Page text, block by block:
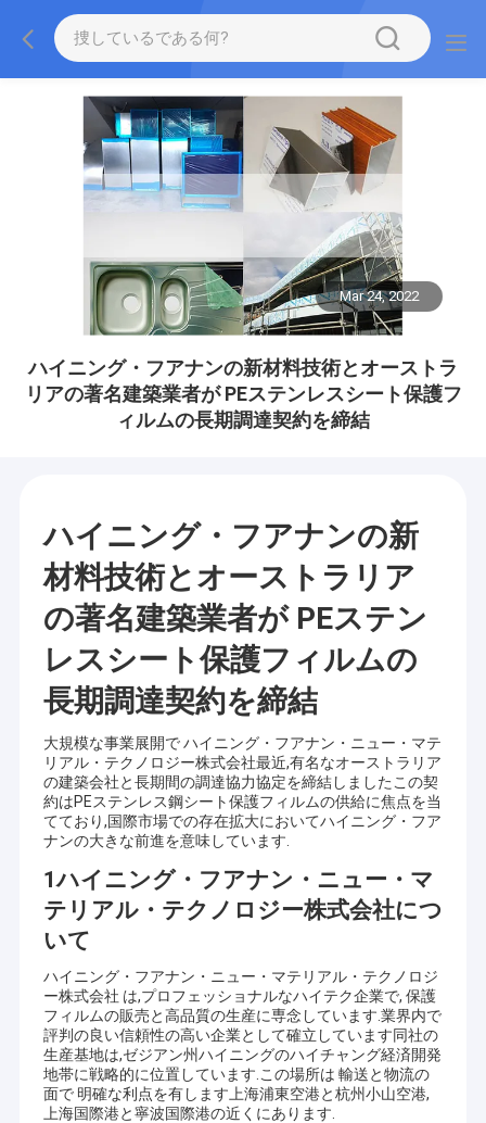
Mar 24, 2022
ハイニング・フアナンの新材料技術とオーストラ
リアの著名建築業者が PEステンレスシート保護フ
ィルムの長期調達契約を締結
ハイニング・フアナンの新
材料技術とオーストラリア
の著名建築業者が PEステン
レスシート保護フィルムの
長期調達契約を締結
大規模な事業展開で ハイニング・フアナン・ニュー・マテ
リアル・テクノロジー株式会社最近,有名なオーストラリア
の建築会社と長期間の調達協力協定を締結しましたこの契
約はPEステンレス鋼シート保護フィルムの供給に焦点を当
てており,国際市場での存在拡大においてハイニング・フア
ナンの大きな前進を意味しています.
1ハイニング・フアナン・ニュー・マ
テリアル・テクノロジー株式会社につ
いて
ハイニング・フアナン・ニュー・マテリアル・テクノロジ
ー株式会社 は,プロフェッショナルなハイテク企業で, 保護
フィルムの販売と高品質の生産に専念しています.業界内で
評判の良い信頼性の高い企業として確立しています同社の
生産基地は,ゼジアン州ハイニングのハイチャング経済開発
地帯に戦略的に位置しています.この場所は 輸送と物流の
面で 明確な利点を有します上海浦東空港と杭州小山空港,
上海国際港と寧波国際港の近くにあります.